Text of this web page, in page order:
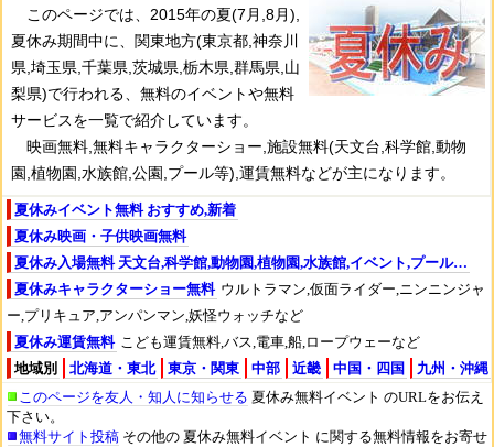
このページでは、2015年の夏(7月,8月),
夏休み期間中に、関東地方(東京都,神奈川
県,埼玉県,千葉県,茨城県,栃木県,群馬県,山
梨県)で行われる、無料のイベントや無料
サービスを一覧で紹介しています。
映画無料,無料キャラクターショー,施設無料(天文台,科学館,動物
園,植物園,水族館,公園,プール等),運賃無料などが主になります。
夏休みイベント無料 おすすめ,新着
夏休み映画・子供映画無料
夏休み入場無料 天文台,科学館,動物園,植物園,水族館,イベント,プール…
夏休みキャラクターショー無料 ウルトラマン,仮面ライダー,ニンニンジャ
ー,プリキュア,アンパンマン,妖怪ウォッチなど
夏休み運賃無料 こども運賃無料,バス,電車,船,ロープウェーなど
地域別
北海道・東北 東京・関東 中部 近畿 中国・四国
九州・沖縄
このページを友人・知人に知らせる 夏休み無料イベント のURLをお伝え
下さい。
無料サイト投稿 その他の 夏休み無料イベント に関する無料情報をお寄せ